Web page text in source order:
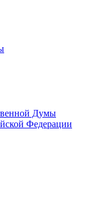
Думы
Федерации